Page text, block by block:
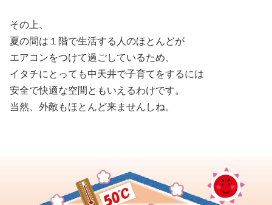
その上、
夏の間は１階で生活する人のほとんどが
エアコンをつけて過ごしているため、
イタチにとっても中天井で子育てをするには
安全で快適な空間ともいえるわけです。
当然、外敵もほとんど来ませんしね。